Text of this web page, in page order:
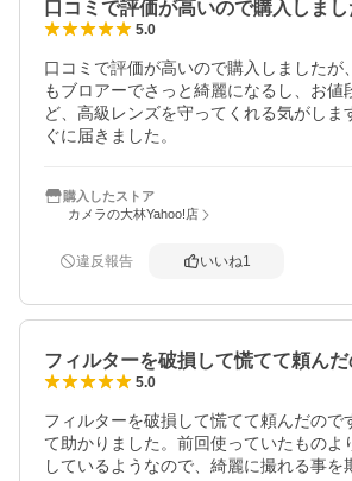
口コミで評価が高いので購入しま
5.0
口コミで評価が高いので購入しましたが
もブロアーでさっと綺麗になるし、お値
ど、高級レンズを守ってくれる気がしま
ぐに届きました。
購入したストア
カメラの大林Yahoo!店
違反報告 いいね1
フィルターを破損して慌てて頼ん
5.0
フィルターを破損して慌てて頼んだので
て助かりました。前回使っていたものよ
しているようなので、綺麗に撮れる事を